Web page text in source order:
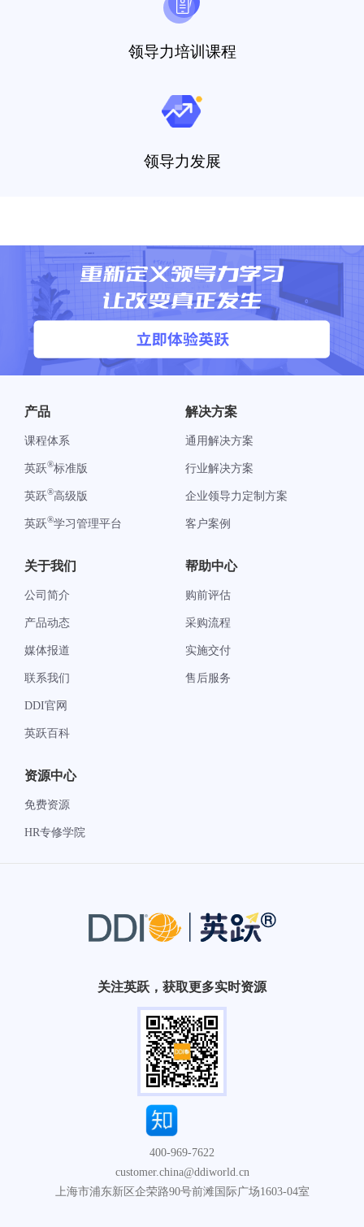
领导力培训课程
领导力发展
关注英跃，获取更多实时资源
400-969-7622
customer.china@ddiworld.cn
上海市浦东新区企荣路90号前滩国际广场1603-04室
产品
课程体系
英跃®标准版
英跃®高级版
英跃®学习管理平台
解决方案
通用解决方案
行业解决方案
企业领导力定制方案
客户案例
关于我们
公司简介
产品动态
媒体报道
联系我们
DDI官网
英跃百科
帮助中心
购前评估
采购流程
实施交付
售后服务
资源中心
免费资源
HR专修学院